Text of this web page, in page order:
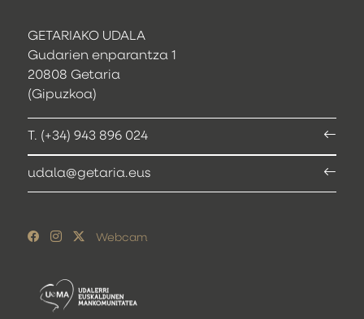
GETARIAKO UDALA
Gudarien enparantza 1
20808 Getaria
(Gipuzkoa)
T. (+34) 943 896 024
udala@getaria.eus
Webcam